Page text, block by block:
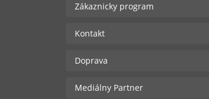
Zákaznicky program
Kontakt
Doprava
Mediálny Partner